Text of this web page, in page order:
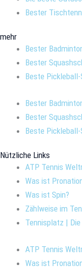
Bester
mehr
Bester
Bester
Beste
Bester
Bester
Beste
Nützliche Links
ATP Tennis
Was ist
Was ist Spin?
Zählweise im
Tennisplatz |
ATP Tennis
Was ist